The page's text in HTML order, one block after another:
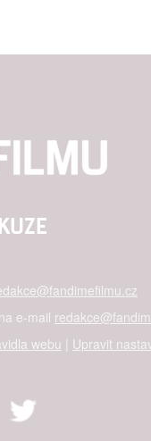
e-mail
webu | Upravit